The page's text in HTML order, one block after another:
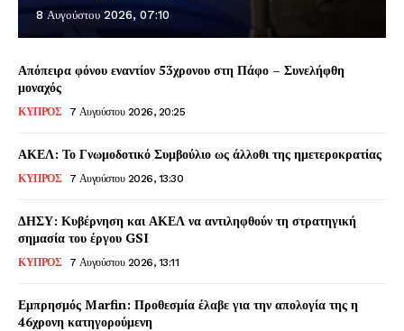
8 Αυγούστου 2026, 07:10
Απόπειρα φόνου εναντίον 53χρονου στη Πάφο – Συνελήφθη
μοναχός
ΚΥΠΡΟΣ 7 Αυγούστου 2026, 20:25
ΑΚΕΛ: Το Γνωμοδοτικό Συμβούλιο ως άλλοθι της ημετεροκρατίας
ΚΥΠΡΟΣ 7 Αυγούστου 2026, 13:30
ΔΗΣΥ: Κυβέρνηση και ΑΚΕΛ να αντιληφθούν τη στρατηγική
σημασία του έργου GSI
ΚΥΠΡΟΣ 7 Αυγούστου 2026, 13:11
Εμπρησμός Marfin: Προθεσμία έλαβε για την απολογία της η
46χρονη κατηγορούμενη